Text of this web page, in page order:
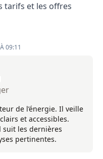
tarifs et les offres
09:11
de l’énergie. Il veille
et accessibles.
suit les dernières
pertinentes.